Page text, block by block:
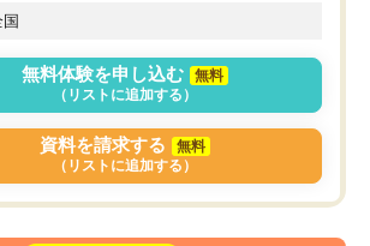
国
無料体験を申し込む
無料
（リストに追加する）
資料を請求する
無料
（リストに追加する）